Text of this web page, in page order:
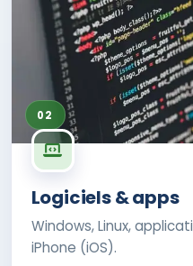
02
Logiciels & apps
Windows, Linux,
iPhone (iOS).